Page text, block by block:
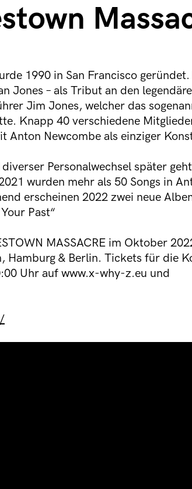
1990 in San Francisco
Jones – als Tribut an den
Jim Jones, welcher das
Knapp 40 verschiedene
Newcombe als einziger
Personalwechsel später
wurden mehr als 50 Songs in
erscheinen 2022 zwei neue
Past“
MASSACRE im Oktober
Hamburg & Berlin. Tickets für die
Uhr auf www.x-why-z.eu und